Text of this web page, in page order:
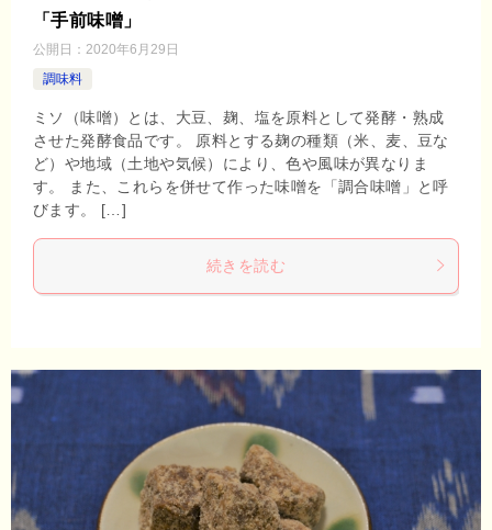
「手前味噌」
公開日： 2020年6月29日
調味料
ミソ（味噌）とは、大豆、麹、塩を原料として発酵・熟成
させた発酵食品です。 原料とする麹の種類（米、麦、豆な
ど）や地域（土地や気候）により、色や風味が異なりま
す。 また、これらを併せて作った味噌を「調合味噌」と呼
びます。 […]
続きを読む